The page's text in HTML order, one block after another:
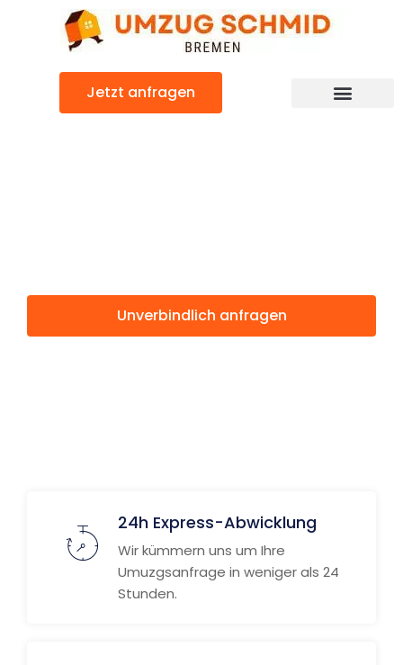
Jetzt anfragen
Unverbindlich anfragen
24h Express-Abwicklung
Wir kümmern uns um Ihre
Umuzgsanfrage in weniger als 24
Stunden.